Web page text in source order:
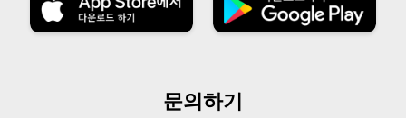
문의하기